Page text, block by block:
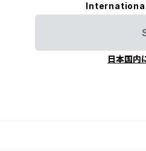
日本国内